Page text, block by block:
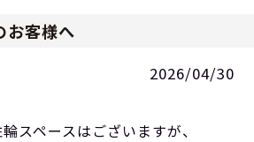
お客様へ
2026/04/30
スペースはございますが、